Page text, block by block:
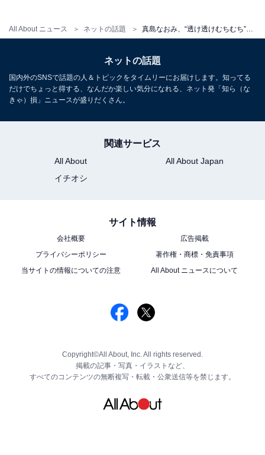
All About ニュース ネットの話題
ネットの話題
国内外のSNSで話題の人＆トピックをタイムリーにお届けします。知ってる
だけでちょっと得する、なんだか楽しい気分になれる、ネット発「知ら（な
きゃ）損」ニュースが盛りだくさん。
関連サービス
All About
All About Japan
イチオシ
サイト情報
会社概要
広告掲載
プライバシーポリシー
著作権・商標・免責事項
当サイトの情報についての注意
All About ニュースについて
Copyright©All About, Inc. All rights reserved.
掲載の記事・写真・イラストなど、
すべてのコンテンツの無断複写・転載・公衆送信等を禁じます。